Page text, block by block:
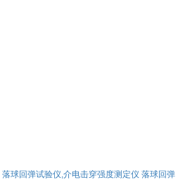
落球回弹试验仪,介电击穿强度测定仪 落球回弹